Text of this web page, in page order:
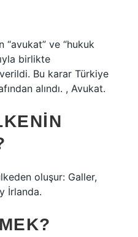
“avukat” ve “hukuk
birlikte
Bu karar Türkiye
alındı. , Avukat.
oluşur: Galler,
İrlanda.